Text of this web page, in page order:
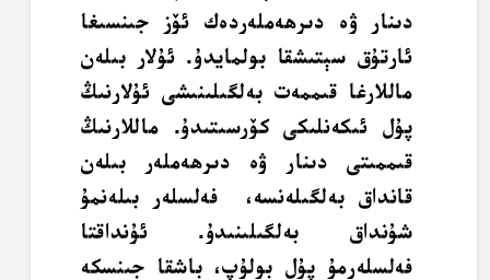
دىنار ۋە دىرھەملەردەك ئۆز جىنسىغا
ئارتۇق سېتىشقا بولمايدۇ. ئۇلار بىلەن
ماللارغا قىممەت بەلگىلىنىشى ئۇلارنىڭ
پۇل ئىكەنلىكى كۆرسىتىدۇ. ماللارنىڭ
قىممىتى دىنار ۋە دىرھەملەر بىلەن
قانداق بەلگىلەنسە، فەلسلەر بىلەنمۇ
شۇنداق بەلگىلىنىدۇ. ئۇنداقتا
فەلسلەرمۇ پۇل بولۇپ، باشقا جىنسكە